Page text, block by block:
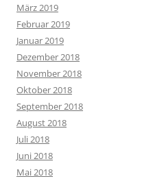
März 2019
Februar 2019
Januar 2019
Dezember 2018
November 2018
Oktober 2018
September 2018
August 2018
Juli 2018
Juni 2018
Mai 2018